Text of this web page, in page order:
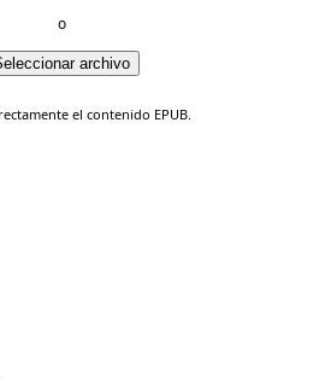
o
archivo
el contenido EPUB.